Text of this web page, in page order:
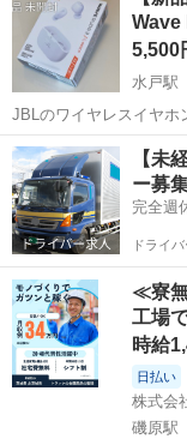
5,500
水戸駅
JBLのワイヤレスイヤホ
8000円程の物です。 別の色が欲しくなった為 開封せず出品致しま
す。 未開封品ですが、
店で購入しまし...
茨城 水戸市 水
【未
ー募
完全週
ドライ
≪寮
工場
時給
日払い
株式会
磯原駅